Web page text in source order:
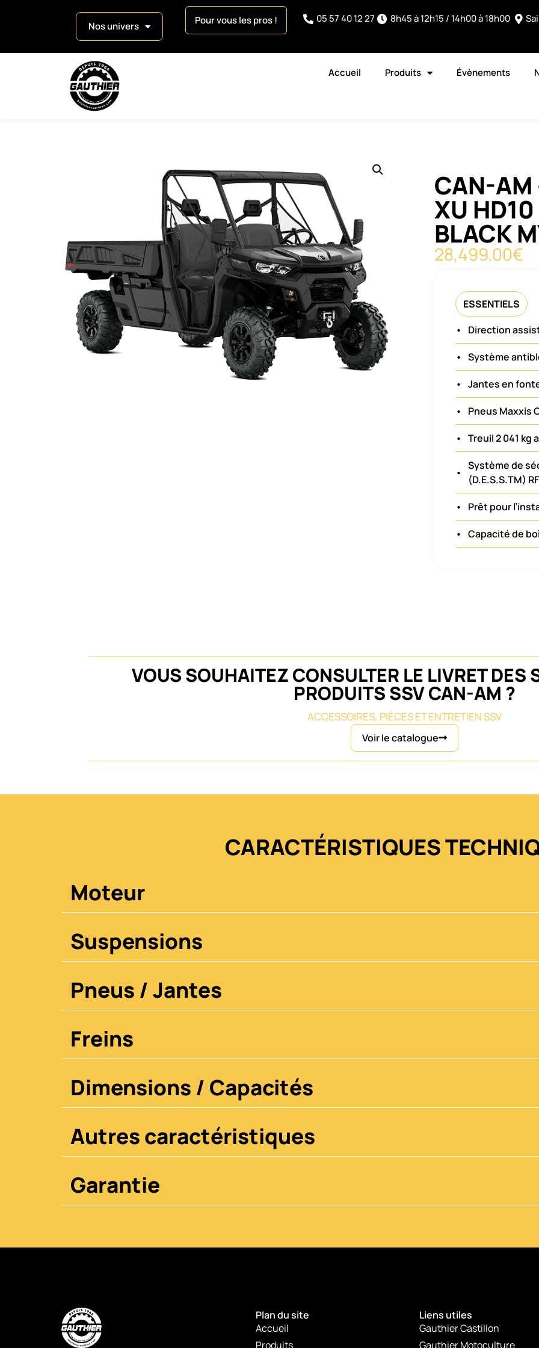
Nos univers Pour vous les pros ! 05 57 40 12 27 8h45 à 12h15 / 14h00 à 18h00
Accueil Produits Évènements
CAN-AM
XU
BLACK
28,499.00€
ESSENTIELS
•
Direction
• Système
• Jantes en
• Pneus Maxxis
• Treuil 2 041 kg
•
Système de
(D.E.S.S.TM)
• Prêt pour
• Capacité de
VOUS SOUHAITEZ CONSULTER LE LIVRET DES
PRODUITS SSV CAN-AM ?
ACCESSOIRES, PIÈCES ET ENTRETIEN SSV
Voir le catalogue
CARACTÉRISTIQUES
Moteur
Suspensions
Pneus / Jantes
Freins
Dimensions / Capacités
Autres caractéristiques
Garantie
Plan du site
Accueil
Produits
Liens utiles
Gauthier Castillon
Gauthier Motoculture